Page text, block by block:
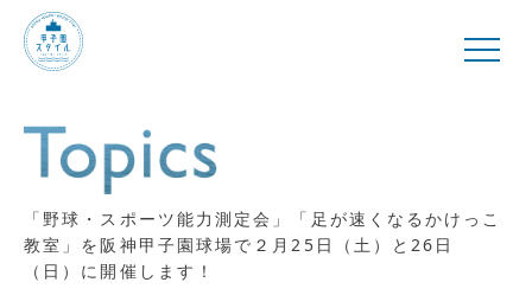
「野球・スポーツ能力測定会」「足が速くなるかけっこ
教室」を阪神甲子園球場で２月25日（土）と26日
（日）に開催します！